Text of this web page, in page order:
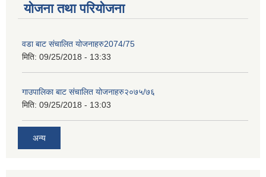
योजना तथा परियोजना
वडा बाट संचालित योजनाहरु2074/75
मिति: 09/25/2018 - 13:33
गाउपालिका बाट संचालित योजनाहरु२०७५/७६
मिति: 09/25/2018 - 13:03
अन्य